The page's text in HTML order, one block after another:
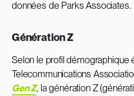
données de Parks Associates.
Génération Z
Selon le profil démographique
Telecommunications
Gen Z, la génération Z